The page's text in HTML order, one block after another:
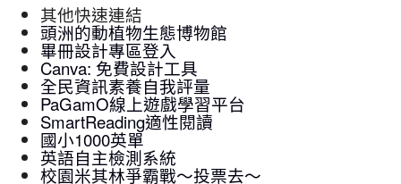
其他快速連結
頭洲的動植物生態博物館
畢冊設計專區登入
Canva: 免費設計工具
全民資訊素養自我評量
PaGamO線上遊戲學習平台
SmartReading適性閱讀
國小1000英單
英語自主檢測系統
校園米其林爭霸戰～投票去～